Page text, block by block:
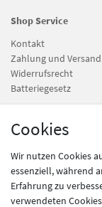
Shop Service
Kontakt
Zahlung und Versand
Widerrufsrecht
Batteriegesetz
Information
Newsletter
Datenschutz
AGB
Impressum
Cookies
Wir nutzen Cookies
essenziell, während
Erfahrung zu
verwendeten